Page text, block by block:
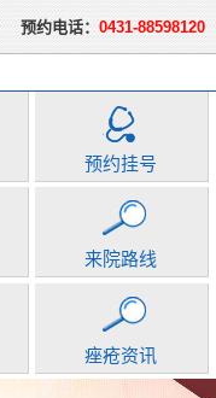
预约电话：0431-88598120
预约挂号
来院路线
痤疮资讯